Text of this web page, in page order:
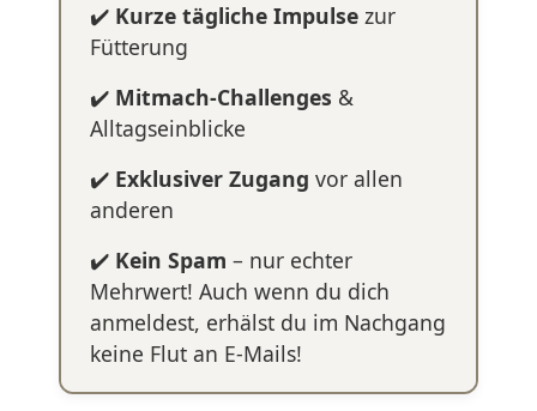
✔️ Kurze tägliche Impulse zur
Fütterung
✔️ Mitmach-Challenges &
Alltagseinblicke
✔️ Exklusiver Zugang vor allen
anderen
✔️ Kein Spam – nur echter
Mehrwert! Auch wenn du dich
anmeldest, erhälst du im Nachgang
keine Flut an E-Mails!